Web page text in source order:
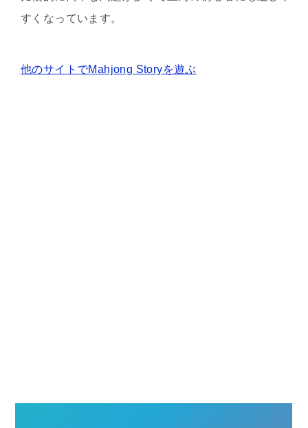
すくなっています。
他のサイトでMahjong Storyを遊ぶ